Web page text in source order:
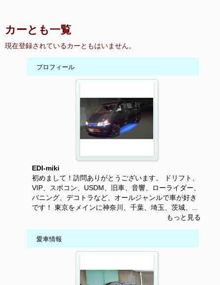
カーとも一覧
現在登録されているカーともはいません。
プロフィール
EDI-miki
初めまして！訪問ありがとうございます。 ドリフト、
VIP、スポコン、USDM、旧車、音響、ローライダー、
バニング、デコトラなど、オールジャンルで車が好き
です！ 東京をメインに神奈川、千葉、埼玉、茨城、...
もっと見る
愛車情報